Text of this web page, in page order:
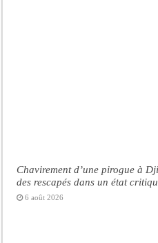
Chavirement d’une pirogue à
des rescapés dans un état
6 août 2026